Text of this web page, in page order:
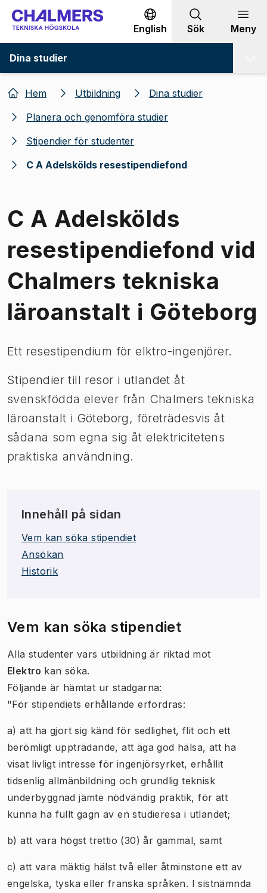
Gå till innehållet
English Sök Meny
Dina studier
Hem Utbildning
Dina studier
Planera och genomföra studier
Stipendier för studenter
C A Adelskölds resestipendiefond
C A Adelskölds
resestipendiefond vid
Chalmers tekniska
läroanstalt i Göteborg
Ett resestipendium för elktro-ingenjörer.
Stipendier till resor i utlandet åt
svenskfödda elever från Chalmers tekniska
läroanstalt i Göteborg, företrädesvis åt
sådana som egna sig åt elektricitetens
praktiska användning.
Innehåll på sidan
Vem kan söka stipendiet
Ansökan
Historik
Vem kan söka stipendiet
Alla studenter vars utbildning är riktad mot
Elektro kan söka.
Följande är hämtat ur stadgarna:
"För stipendiets erhållande erfordras:
a) att ha gjort sig känd för sedlighet, flit och ett
berömligt uppträdande, att äga god hälsa, att ha
visat livligt intresse för ingenjörsyrket, erhållit
tidsenlig allmänbildning och grundlig teknisk
underbyggnad jämte nödvändig praktik, för att
kunna ha fullt gagn av en studieresa i utlandet;
b) att vara högst trettio (30) år gammal, samt
c) att vara mäktig hälst två eller åtminstone ett av
engelska, tyska eller franska språken. I sistnämnda